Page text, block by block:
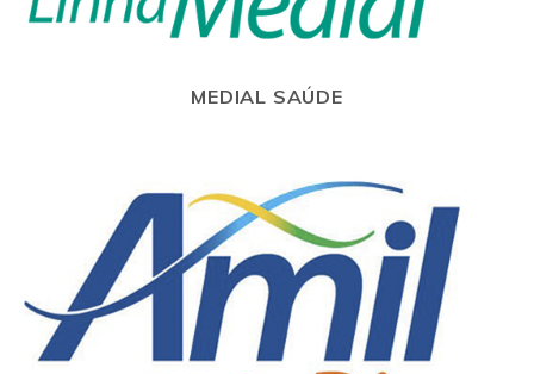
MEDIAL SAÚDE